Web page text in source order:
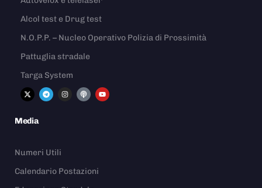
Alcol test e Drug test
N.O.P.P. – Nucleo Operativo Polizia di Prossimità
Pattuglia stradale
Targa System
Media
Numeri Utili
Calendario Postazioni